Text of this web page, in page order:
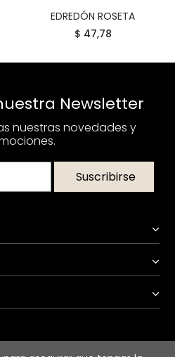
COMPRAR
EDREDÓN ROSETA
$ 47,78
Newsletter
nuestras novedades y
Suscribirse
Copyright © 2025 Prisma Hogar.